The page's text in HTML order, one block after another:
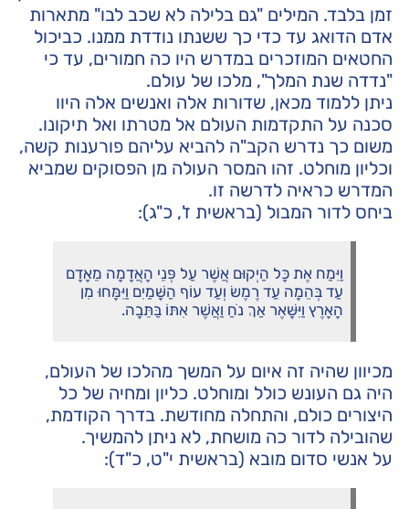
זמן בלבד. המילים "גם בלילה לא שכב לבו" מתארות
אדם הדואג עד כדי כך ששנתו נודדת ממנו. כביכול
החטאים המוזכרים במדרש היו כה חמורים, עד כי
"נדדה שנת המלך", מלכו של עולם.
ניתן ללמוד מכאן, שדורות אלה ואנשים אלה היוו
סכנה על התקדמות העולם אל מטרתו ואל תיקונו.
משום כך נדרש הקב"ה להביא עליהם פורענות קשה,
וכליון מוחלט. זהו המסר העולה מן הפסוקים שמביא
המדרש כראיה לדרשה זו.
ביחס לדור המבול (בראשית ז', כ"ג):
וַיִּמַח אֶת כָּל הַיְקוּם אֲשֶׁר עַל פְּנֵי הָאֲדָמָה מֵאָדָם
עַד בְּהֵמָה עַד רֶמֶשׂ וְעַד עוֹף הַשָּׁמַיִם וַיִּמָּחוּ מִן
הָאָרֶץ וַיִּשָּׁאֶר אַךְ נֹחַ וַאֲשֶׁר אִתּוֹ בַּתֵּבָה.
מכיוון שהיה זה איום על המשך מהלכו של העולם,
היה גם העונש כולל ומוחלט. כליון ומחיה של כל
היצורים כולם, והתחלה מחודשת. בדרך הקודמת,
שהובילה לדור כה מושחת, לא ניתן להמשיך.
על אנשי סדום מובא (בראשית י"ט, כ"ד):